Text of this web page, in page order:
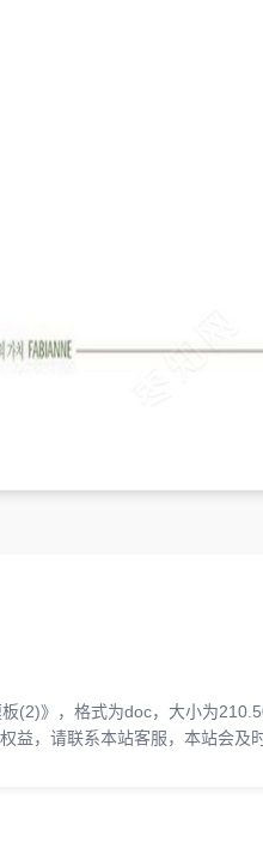
(2)》，格式为doc，大小为
益，请联系本站客服，本站会及